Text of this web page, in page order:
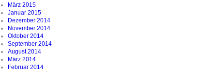
März 2015
Januar 2015
Dezember 2014
November 2014
Oktober 2014
September 2014
August 2014
März 2014
Februar 2014